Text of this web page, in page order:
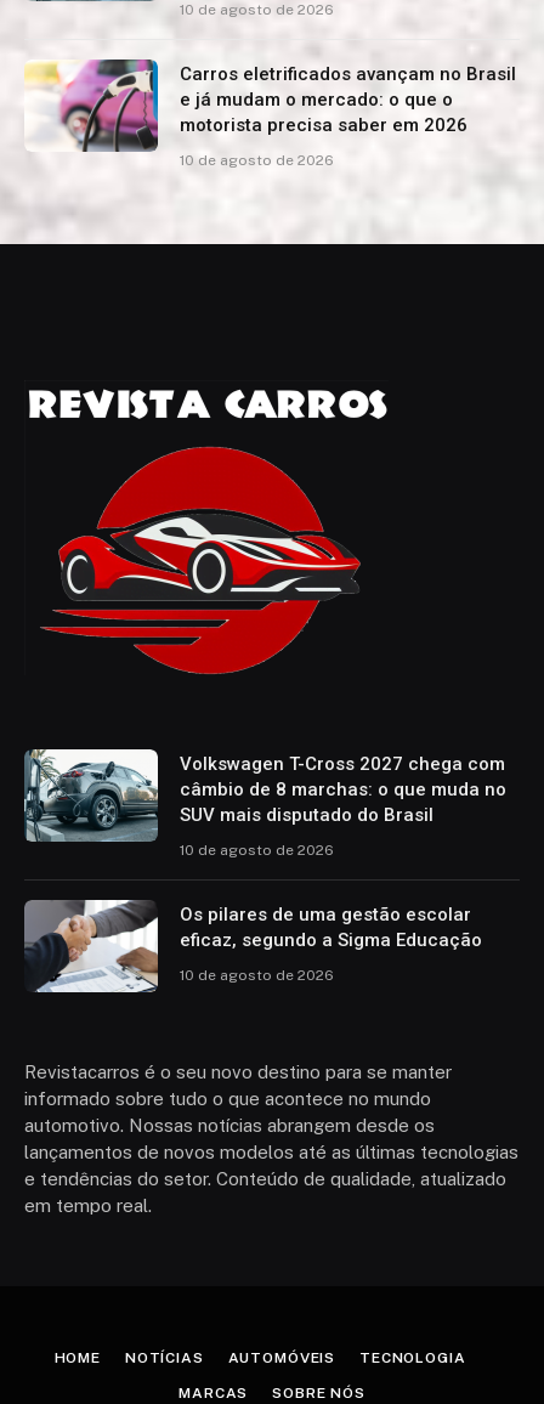
10 de agosto de 2026
Carros eletrificados avançam no Brasil
e já mudam o mercado: o que o
motorista precisa saber em 2026
10 de agosto de 2026
Volkswagen T-Cross 2027 chega com
câmbio de 8 marchas: o que muda no
SUV mais disputado do Brasil
10 de agosto de 2026
Os pilares de uma gestão escolar
eficaz, segundo a Sigma Educação
10 de agosto de 2026
Revistacarros é o seu novo destino para se manter
informado sobre tudo o que acontece no mundo
automotivo. Nossas notícias abrangem desde os
lançamentos de novos modelos até as últimas tecnologias
e tendências do setor. Conteúdo de qualidade, atualizado
em tempo real.
HOME NOTÍCIAS AUTOMÓVEIS TECNOLOGIA
MARCAS SOBRE NÓS